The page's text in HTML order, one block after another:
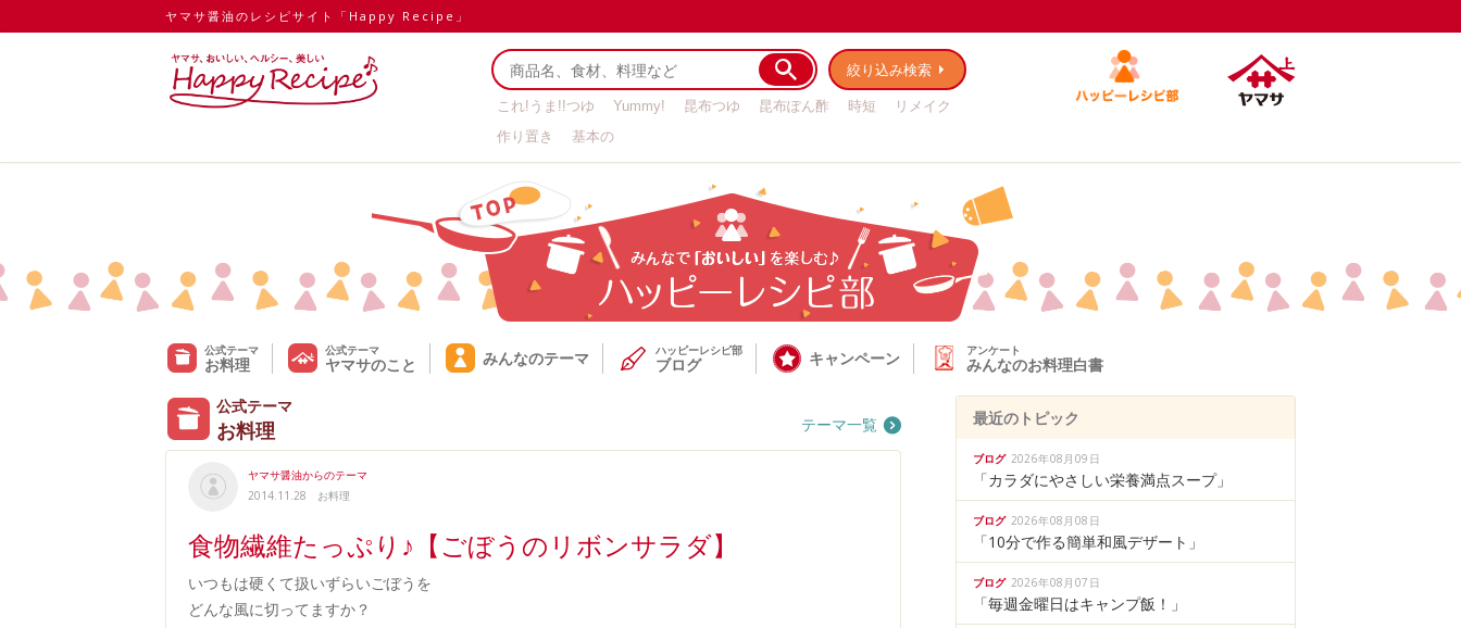
ヤマサ醤油のレシピサイト「Happy Recipe」
絞り込み検索
これ!うま!!つゆ Yummy! 昆布つゆ 昆布ぽん酢 時短
リメイク
作り置き
基本の
公式テーマ
お料理
公式テーマ
ヤマサのこと みんなのテーマ ハッピーレシピ部
ブログ キャンペーン アンケート
みんなのお料理白書
公式テーマ
お料理 テーマ一覧
ヤマサ醤油からのテーマ
2014.11.28
お料理
食物繊維たっぷり♪【ごぼうのリボンサラダ】
いつもは硬くて扱いずらいごぼうを
どんな風に切ってますか？
最近のトピック
ブログ 2026年08月09日
「カラダにやさしい栄養満点スープ」
ブログ 2026年08月08日
「10分で作る簡単和風デザート」
ブログ 2026年08月07日
「毎週金曜日はキャンプ飯！」